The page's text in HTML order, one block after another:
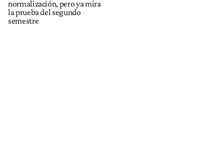
normalización, pero ya mira
la prueba del segundo
semestre